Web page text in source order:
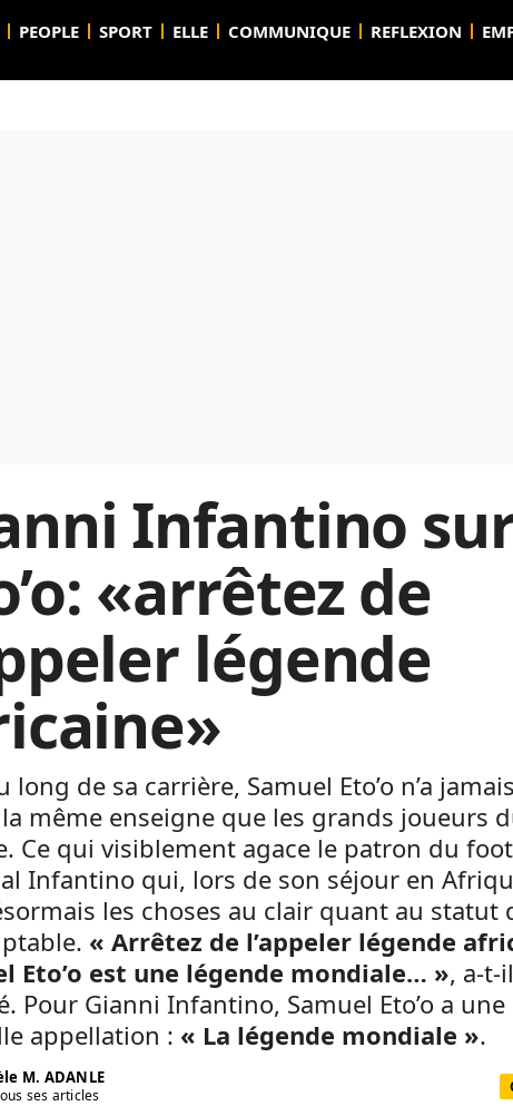
PEOPLE SPORT ELLE COMMUNIQUE REFLEXION
Infantino
«arrêtez de
légende
long de sa carrière, Samuel Eto’o n’a
même enseigne que les grands joueurs
Ce qui visiblement agace le patron du
Infantino qui, lors de son séjour en
les choses au clair quant au statut
« Arrêtez de l’appeler légende
Eto’o est une légende mondiale… », a-t-il
Pour Gianni Infantino, Samuel Eto’o a une
appellation : « La légende mondiale ».
M. ADANLE
ses articles